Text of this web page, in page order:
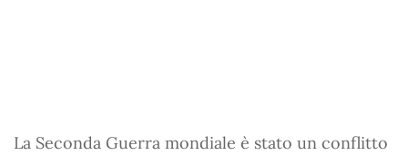
La Seconda Guerra mondiale è stato un conflitto